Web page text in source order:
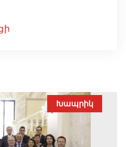
Խապրիկ